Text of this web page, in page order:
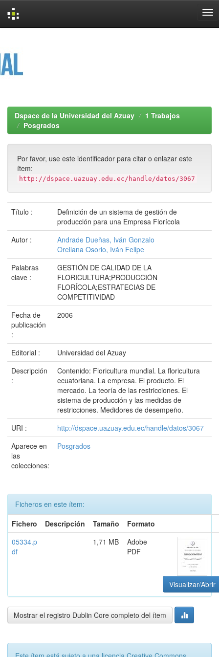
Dspace de la Universidad del Azuay
1 Trabajos
Posgrados
Por favor, use este identificador para citar o enlazar este
ítem:
http://dspace.uazuay.edu.ec/handle/datos/3067
Título :
Definición de un sistema de gestión de
producción para una Empresa Florícola
Autor :
Andrade Dueñas, Iván Gonzalo
Orellana Osorio, Iván Felipe
Palabras
clave :
GESTIÓN DE CALIDAD DE LA
FLORICULTURA;PRODUCCIÓN
FLORÍCOLA;ESTRATECIAS DE
COMPETITIVIDAD
Fecha de
publicación
:
2006
Editorial :
Universidad del Azuay
Descripción
:
Contenido: Floricultura mundial. La floricultura
ecuatoriana. La empresa. El producto. El
mercado. La teoría de las restricciones. El
sistema de producción y las medidas de
restricciones. Medidores de desempeño.
URI :
http://dspace.uazuay.edu.ec/handle/datos/3067
Aparece en
las
colecciones:
Posgrados
Ficheros en este ítem:
Fichero
Descripción Tamaño
Formato
05334.p
df
1,71 MB
Adobe
PDF
Visualizar/Abrir
Mostrar el registro Dublin Core completo del ítem